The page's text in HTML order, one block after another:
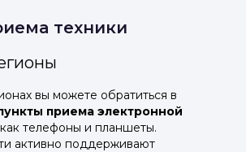
техники
вы можете обратиться в
приема электронной
как телефоны и планшеты.
активно поддерживают